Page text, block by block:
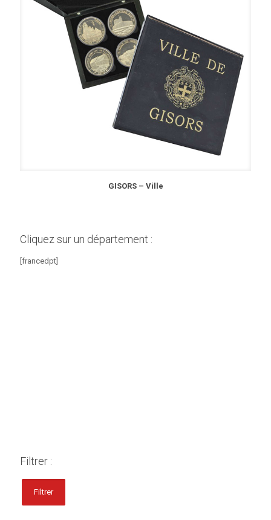
GISORS – Ville
Cliquez sur un département :
[francedpt]
Filtrer :
Filtrer